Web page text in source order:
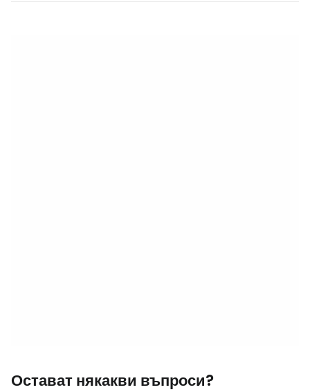
Остават някакви въпроси?